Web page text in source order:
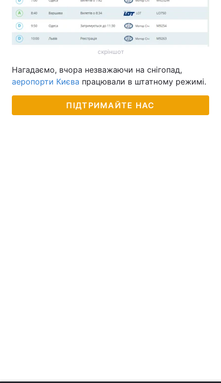
скріншот
Нагадаємо, вчора незважаючи на снігопад,
аеропорти Києва працювали в штатному режимі.
ПІДТРИМАЙТЕ НАС